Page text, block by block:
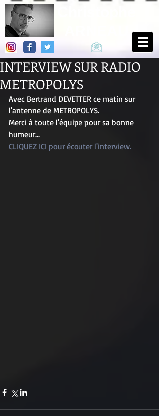
INTERVIEW SUR RADIO
METROPOLYS
Avec Bertrand DEVETTER ce matin sur
l'antenne de METROPOLYS.
Merci à toute l'équipe pour sa bonne
humeur...
CLIQUEZ ICI pour écouter l'interview.